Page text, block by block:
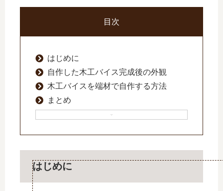
目次
はじめに
自作した木工バイス完成後の外観
木工バイスを端材で自作する方法
まとめ
はじめに